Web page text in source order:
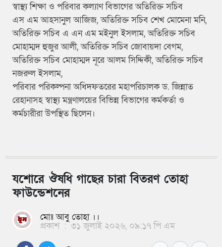
স্বাস্থ্য শিক্ষা ও পরিবার কল্যাণ বিভাগের অতিরিক্ত সচিব
এস এম আহসানুল আজিজ, অতিরিক্ত সচিব শেখ মোমেনা মনি,
অতিরিক্ত সচিব এ এন এম মইনুল ইসলাম, অতিরিক্ত সচিব
মোহাম্মদ হুজুর আলী, অতিরিক্ত সচিব জোবায়দা বেগম,
অতিরিক্ত সচিব মোহাম্মদ নূরে আলম সিদ্দিকী, অতিরিক্ত সচিব
নজরুল ইসলাম,
পরিবার পরিকল্পনা অধিদফতরের মহাপরিচালক ড. জিন্নাত
রেহানাসহ স্বাস্থ্য মন্ত্রণালয়ের বিভিন্ন বিভাগের কর্মকর্তা ও
কর্মচারীরা উপস্থিত ছিলেন।
যশোরে ঔষধি গাছের চারা বিতরণ তোহা
ফাউন্ডেশনের
মোঃ আবু তোহা ।।
প্রকাশ : ৩১ জুলাই ২০২৬, ০৯:১৭ পি এম